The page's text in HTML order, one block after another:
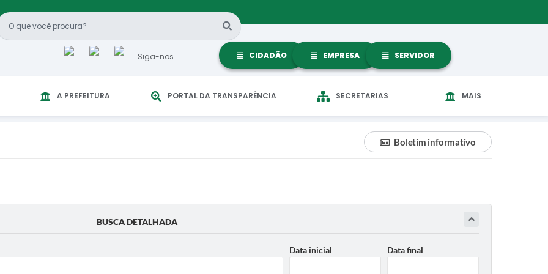
Siga-nos CIDADÃO EMPRESA SERVIDOR
A PREFEITURA PORTAL DA TRANSPARÊNCIA SECRETARIAS MAIS
Boletim informativo
BUSCA DETALHADA
Data inicial Data final